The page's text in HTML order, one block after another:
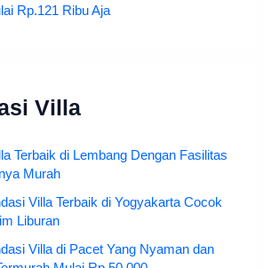
Rp.121 Ribu Aja
Villa
Terbaik di Lembang Dengan Fasilitas
Murah
Villa Terbaik di Yogyakarta Cocok
Liburan
Villa di Pacet Yang Nyaman dan